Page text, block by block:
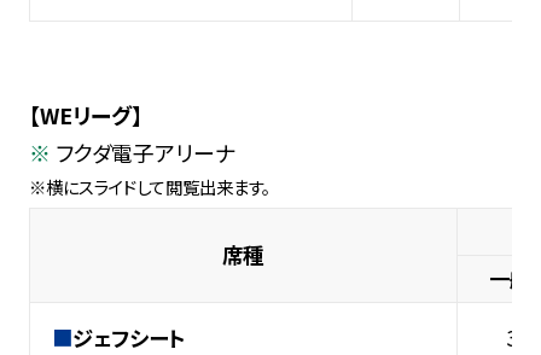
【WEリーグ】
フクダ電子アリーナ
席種
一般
■ジェフシート